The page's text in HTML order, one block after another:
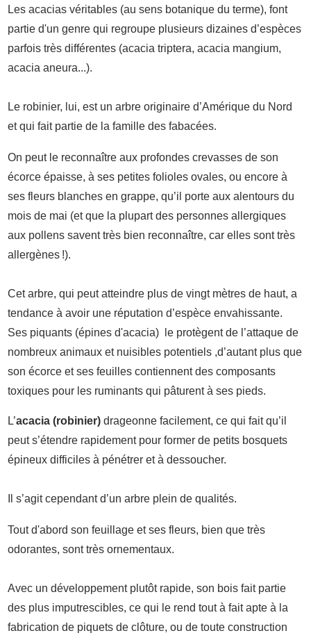
Les acacias véritables (au sens botanique du terme), font
partie d'un genre qui regroupe plusieurs dizaines d’espèces
parfois très différentes (acacia triptera, acacia mangium,
acacia aneura...).
Le robinier, lui, est un arbre originaire d’Amérique du Nord
et qui fait partie de la famille des fabacées.
On peut le reconnaître aux profondes crevasses de son
écorce épaisse, à ses petites folioles ovales, ou encore à
ses fleurs blanches en grappe, qu’il porte aux alentours du
mois de mai (et que la plupart des personnes allergiques
aux pollens savent très bien reconnaître, car elles sont très
allergènes !).
Cet arbre, qui peut atteindre plus de vingt mètres de haut, a
tendance à avoir une réputation d’espèce envahissante.
Ses piquants (épines d'acacia) le protègent de l’attaque de
nombreux animaux et nuisibles potentiels ,d’autant plus que
son écorce et ses feuilles contiennent des composants
toxiques pour les ruminants qui pâturent à ses pieds.
L’acacia (robinier) drageonne facilement, ce qui fait qu’il
peut s’étendre rapidement pour former de petits bosquets
épineux difficiles à pénétrer et à dessoucher.
Il s’agit cependant d’un arbre plein de qualités.
Tout d'abord son feuillage et ses fleurs, bien que très
odorantes, sont très ornementaux.
Avec un développement plutôt rapide, son bois fait partie
des plus imputrescibles, ce qui le rend tout à fait apte à la
fabrication de piquets de clôture, ou de toute construction